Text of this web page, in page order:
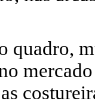
quadro,